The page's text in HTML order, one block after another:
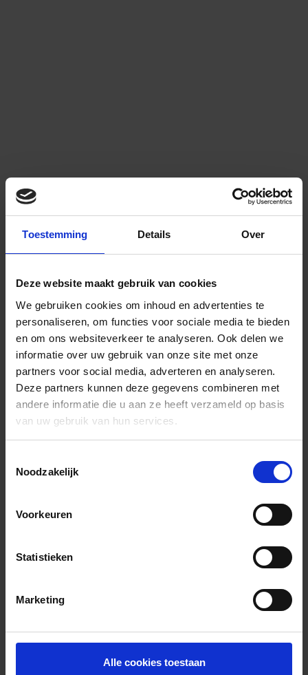
Toestemming Details Over
Deze website maakt gebruik van cookies
We gebruiken cookies om inhoud en advertenties te
personaliseren, om functies voor sociale media te bieden
en om ons websiteverkeer te analyseren. Ook delen we
informatie over uw gebruik van onze site met onze
partners voor social media, adverteren en analyseren.
Deze partners kunnen deze gegevens combineren met
andere informatie die u aan ze heeft verzameld op basis
van uw gebruik van hun services.
Noodzakelijk
Voorkeuren
Statistieken
Marketing
Alle cookies toestaan